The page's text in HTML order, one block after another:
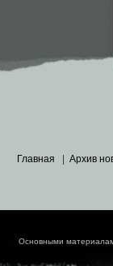
Главная Архив
Основными